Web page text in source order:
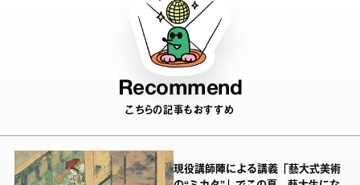
Recommend
こちらの記事もおすすめ
現役講師陣による講義「藝大式美術